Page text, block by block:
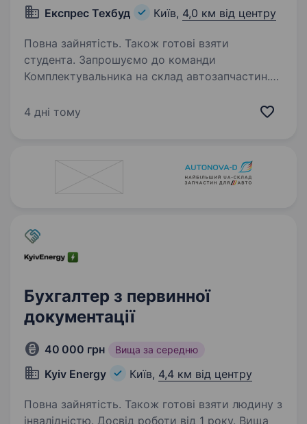
Експрес Техбуд
Київ, 4,0 км від центру
Повна зайнятість. Також готові взяти
студента. Запрошуємо до команди
Комплектувальника на склад автозапчастин.
Стабільну роботу в надійній компанії; Графік
4 дні тому
Бухгалтер з первинної
документації
40 000 грн Вища за середню
Kyiv Energy Київ, 4,4 км від центру
Повна зайнятість. Також готові взяти людину з
інвалідністю. Досвід роботи від 1 року. Вища